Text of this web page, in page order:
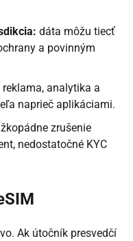
dáta môžu tiecť
a povinným
reklama, analytika a
naprieč aplikáciami.
zrušenie
nedostatočné KYC
Ak útočník presvedčí